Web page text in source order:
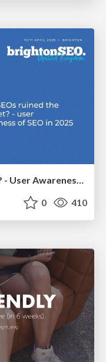
Have SEOs Ruined the Internet? - User Awareness of SEO in 2025
0 410